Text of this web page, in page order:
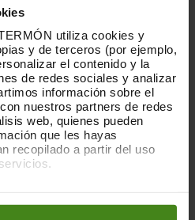
utiliza cookies y
y de terceros (por ejemplo,
el contenido y la
de redes sociales y analizar
información sobre el
nuestros partners de redes
web, quienes pueden
que les hayas
recopilado a partir del uso
nuestraPolítica de Cookieso